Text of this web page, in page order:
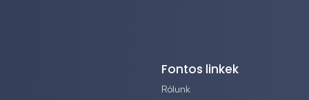
Fontos linkek
Rólunk